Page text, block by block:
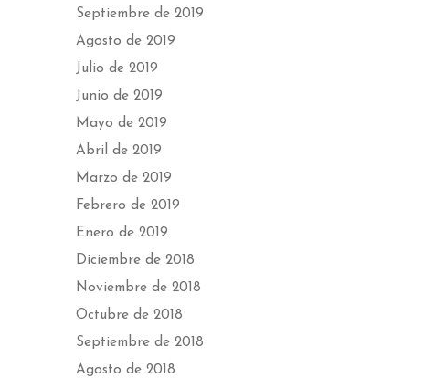
Septiembre de 2019
Agosto de 2019
Julio de 2019
Junio de 2019
Mayo de 2019
Abril de 2019
Marzo de 2019
Febrero de 2019
Enero de 2019
Diciembre de 2018
Noviembre de 2018
Octubre de 2018
Septiembre de 2018
Agosto de 2018